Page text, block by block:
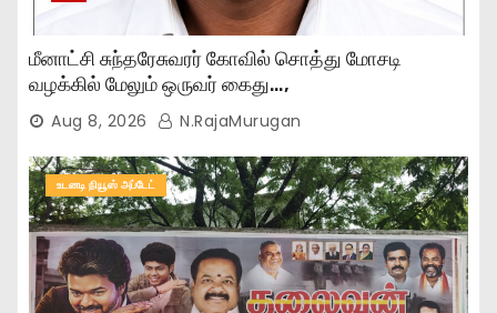
மீனாட்சி சுந்தரேசுவரர் கோவில் சொத்து மோசடி
வழக்கில் மேலும் ஒருவர் கைது…,
Aug 8, 2026 N.RajaMurugan
உடனடி நியூஸ் அப்டேட்